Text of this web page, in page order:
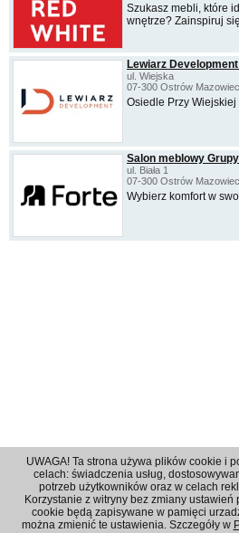
Szukasz mebli, które
wnętrze? Zainspiruj
Lewiarz Development
ul. Wiejska
07-300 Ostrów
Osiedle Przy
Salon meblowy
ul. Biała 1
07-300 Ostrów
Wybierz komfort w
Regulamin|Polityka prywatności
© 2001 - 2026 OPI Ostrowski Portal
UWAGA! Ta strona używa plików cookie i
celach: świadczenia usług,
potrzeb użytkowników oraz w celach
Korzystanie z witryny bez zmiany
cookie będą zapisywane w pamięci
można zmienić te ustawienia. Szczegóły w